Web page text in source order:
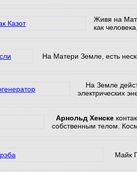
Казот
Живя на
как
На Матери Земле, есть
На Земле
электрических
Арнольд Хенске
собственным телом.
Майк